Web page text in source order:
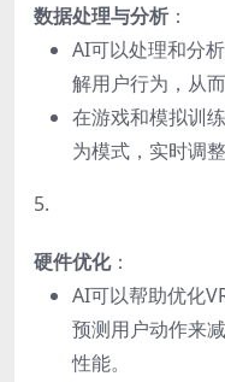
数据处理与分析 ：
AI可以处理和分
解用户行为，从
在游戏和模拟训
为模式，实时调
5.
硬件优化：
AI可以帮助优化
预测用户动作来
性能。